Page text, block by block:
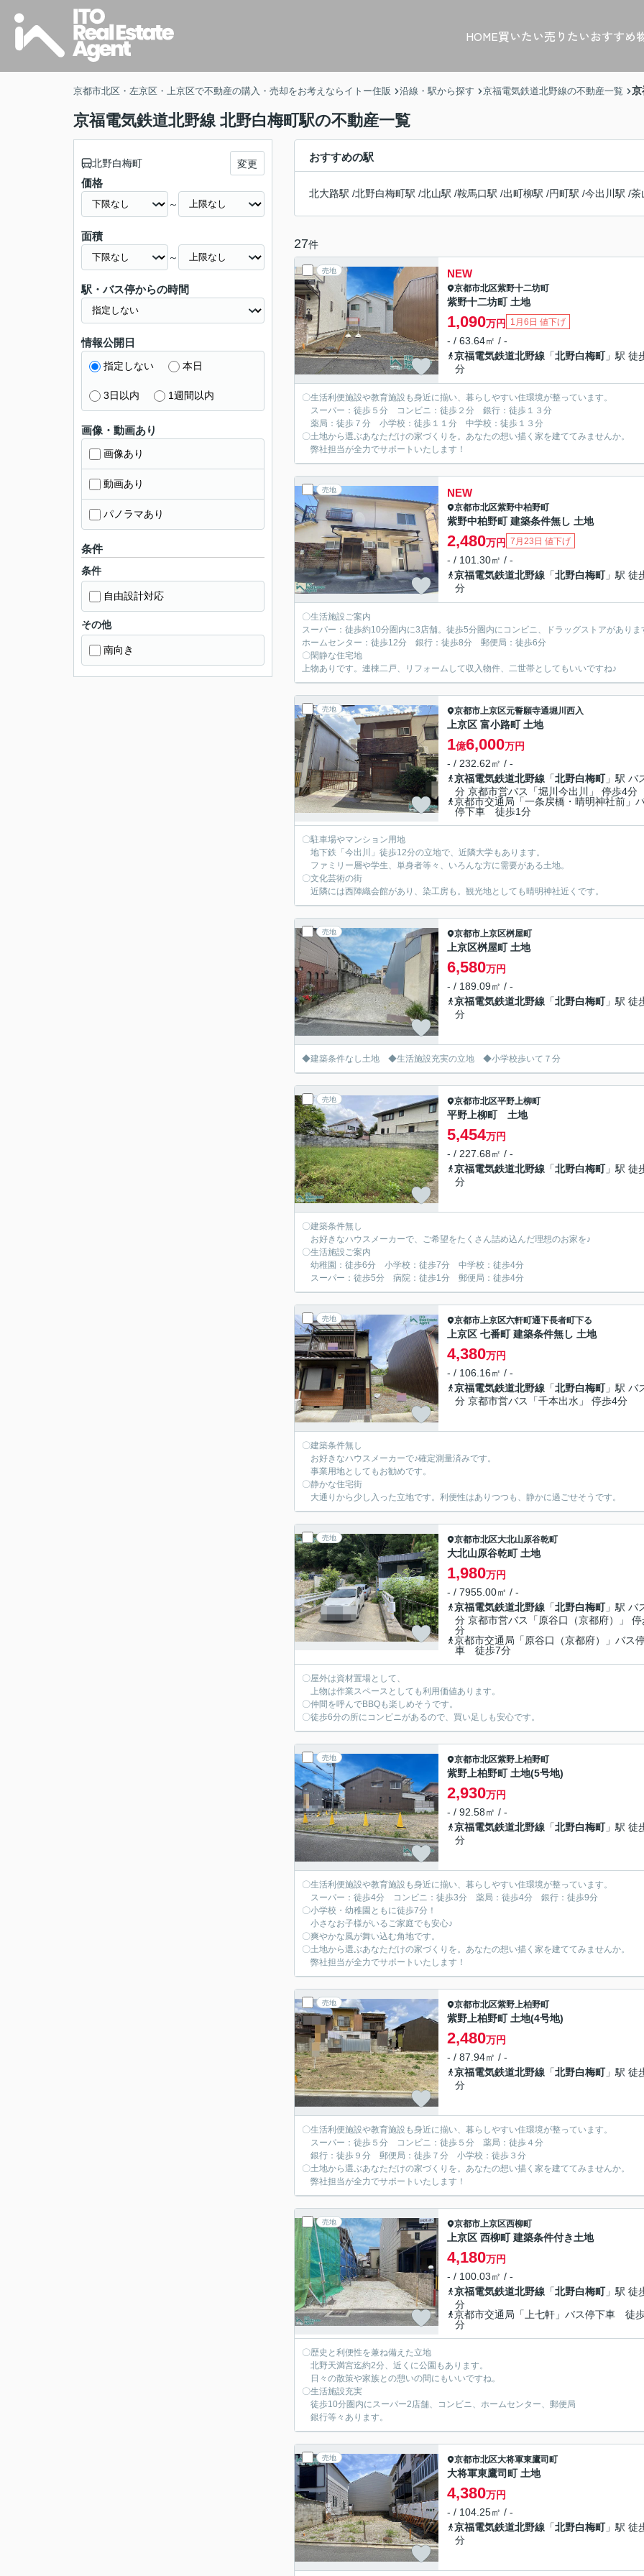
HOME買いたい売りたいおすすめ
京都市北区・左京区・上京区で不動産の購入・売却をお考えならイトー住販 沿線・駅から探す 京福電気鉄道北野線の不動産一覧 京
京福電気鉄道北野線 北野白梅町駅の不動産一覧
おすすめの駅
北大路駅 /北野白梅町駅 /北山駅 /鞍馬口駅 /出町柳駅 /円町駅 /今出川駅 /茶
27件
売地 NEW
京都市北区紫野十二坊町
紫野十二坊町 土地
1,090万円 1月6日 値下げ
- / 63.64㎡ / -
京福電気鉄道北野線 「北野白梅町」駅 徒
分
〇生活利便施設や教育施設も身近に揃い、暮らしやすい住環境が整っています。
スーパー：徒歩５分 コンビニ：徒歩２分 銀行：徒歩１３分
薬局：徒歩７分 小学校：徒歩１１分 中学校：徒歩１３分
〇土地から選ぶあなただけの家づくりを。あなたの想い描く家を建ててみませんか。
弊社担当が全力でサポートいたします！
売地 NEW
京都市北区紫野中柏野町
紫野中柏野町 建築条件無し 土地
2,480万円 7月23日 値下げ
- / 101.30㎡ / -
京福電気鉄道北野線 「北野白梅町」駅 徒
分
〇生活施設ご案内
スーパー：徒歩約10分圏内に3店舗。徒歩5分圏内にコンビニ、ドラッグストアがありま
ホームセンター：徒歩12分 銀行：徒歩8分 郵便局：徒歩6分
〇閑静な住宅地
上物ありです。連棟二戸、リフォームして収入物件、二世帯としてもいいですね♪
売地 京都市上京区元誓願寺通堀川西入
上京区 富小路町 土地
1億6,000万円
- / 232.62㎡ / -
京福電気鉄道北野線 「北野白梅町」駅 バ
分 京都市営バス「堀川今出川」 停歩4分
京都市交通局「一条戻橋・晴明神社前」
停下車 徒歩1分
〇駐車場やマンション用地
地下鉄「今出川」徒歩12分の立地で、近隣大学もあります。
ファミリー層や学生、単身者等々、いろんな方に需要がある土地。
〇文化芸術の街
近隣には西陣織会館があり、染工房も。観光地としても晴明神社近くです。
売地 京都市上京区桝屋町
上京区桝屋町 土地
6,580万円
- / 189.09㎡ / -
京福電気鉄道北野線 「北野白梅町」駅 徒
分
◆建築条件なし土地 ◆生活施設充実の立地 ◆小学校歩いて７分
売地 京都市北区平野上柳町
平野上柳町 土地
5,454万円
- / 227.68㎡ / -
京福電気鉄道北野線 「北野白梅町」駅 徒
分
〇建築条件無し
お好きなハウスメーカーで、ご希望をたくさん詰め込んだ理想のお家を♪
〇生活施設ご案内
幼稚園：徒歩6分 小学校：徒歩7分 中学校：徒歩4分
スーパー：徒歩5分 病院：徒歩1分 郵便局：徒歩4分
売地 京都市上京区六軒町通下長者町下る
上京区 七番町 建築条件無し 土地
4,380万円
- / 106.16㎡ / -
京福電気鉄道北野線 「北野白梅町」駅 バ
分 京都市営バス「千本出水」 停歩4分
〇建築条件無し
お好きなハウスメーカーで♪確定測量済みです。
事業用地としてもお勧めです。
〇静かな住宅街
大通りから少し入った立地です。利便性はありつつも、静かに過ごせそうです。
売地 京都市北区大北山原谷乾町
大北山原谷乾町 土地
1,980万円
- / 7955.00㎡ / -
京福電気鉄道北野線 「北野白梅町」駅 バ
分 京都市営バス「原谷口（京都府）」 停
分
京都市交通局「原谷口（京都府）」バス
車 徒歩7分
〇屋外は資材置場として、
上物は作業スペースとしても利用価値あります。
〇仲間を呼んでBBQも楽しめそうです。
〇徒歩6分の所にコンビニがあるので、買い足しも安心です。
売地 京都市北区紫野上柏野町
紫野上柏野町 土地(5号地)
2,930万円
- / 92.58㎡ / -
京福電気鉄道北野線 「北野白梅町」駅 徒
分
〇生活利便施設や教育施設も身近に揃い、暮らしやすい住環境が整っています。
スーパー：徒歩4分 コンビニ：徒歩3分 薬局：徒歩4分 銀行：徒歩9分
〇小学校・幼稚園ともに徒歩7分！
小さなお子様がいるご家庭でも安心♪
〇爽やかな風が舞い込む角地です。
〇土地から選ぶあなただけの家づくりを。あなたの想い描く家を建ててみませんか。
弊社担当が全力でサポートいたします！
売地 京都市北区紫野上柏野町
紫野上柏野町 土地(4号地)
2,480万円
- / 87.94㎡ / -
京福電気鉄道北野線 「北野白梅町」駅 徒
分
〇生活利便施設や教育施設も身近に揃い、暮らしやすい住環境が整っています。
スーパー：徒歩５分 コンビニ：徒歩５分 薬局：徒歩４分
銀行：徒歩９分 郵便局：徒歩７分 小学校：徒歩３分
〇土地から選ぶあなただけの家づくりを。あなたの想い描く家を建ててみませんか。
弊社担当が全力でサポートいたします！
売地 京都市上京区西柳町
上京区 西柳町 建築条件付き土地
4,180万円
- / 100.03㎡ / -
京福電気鉄道北野線 「北野白梅町」駅 徒
分
京都市交通局「上七軒」バス停下車 徒
分
〇歴史と利便性を兼ね備えた立地
北野天満宮迄約2分、近くに公園もあります。
日々の散策や家族との憩いの間にもいいですね。
〇生活施設充実
徒歩10分圏内にスーパー2店舗、コンビニ、ホームセンター、郵便局
銀行等々あります。
売地 京都市北区大将軍東鷹司町
大将軍東鷹司町 土地
4,380万円
- / 104.25㎡ / -
京福電気鉄道北野線 「北野白梅町」駅 徒
分
北野白梅町 変更
価格
～
面積
～
駅・バス停からの時間
情報公開日
指定しない 本日
3日以内 1週間以内
画像・動画あり
画像あり
動画あり
パノラマあり
条件
条件
自由設計対応
その他
南向き